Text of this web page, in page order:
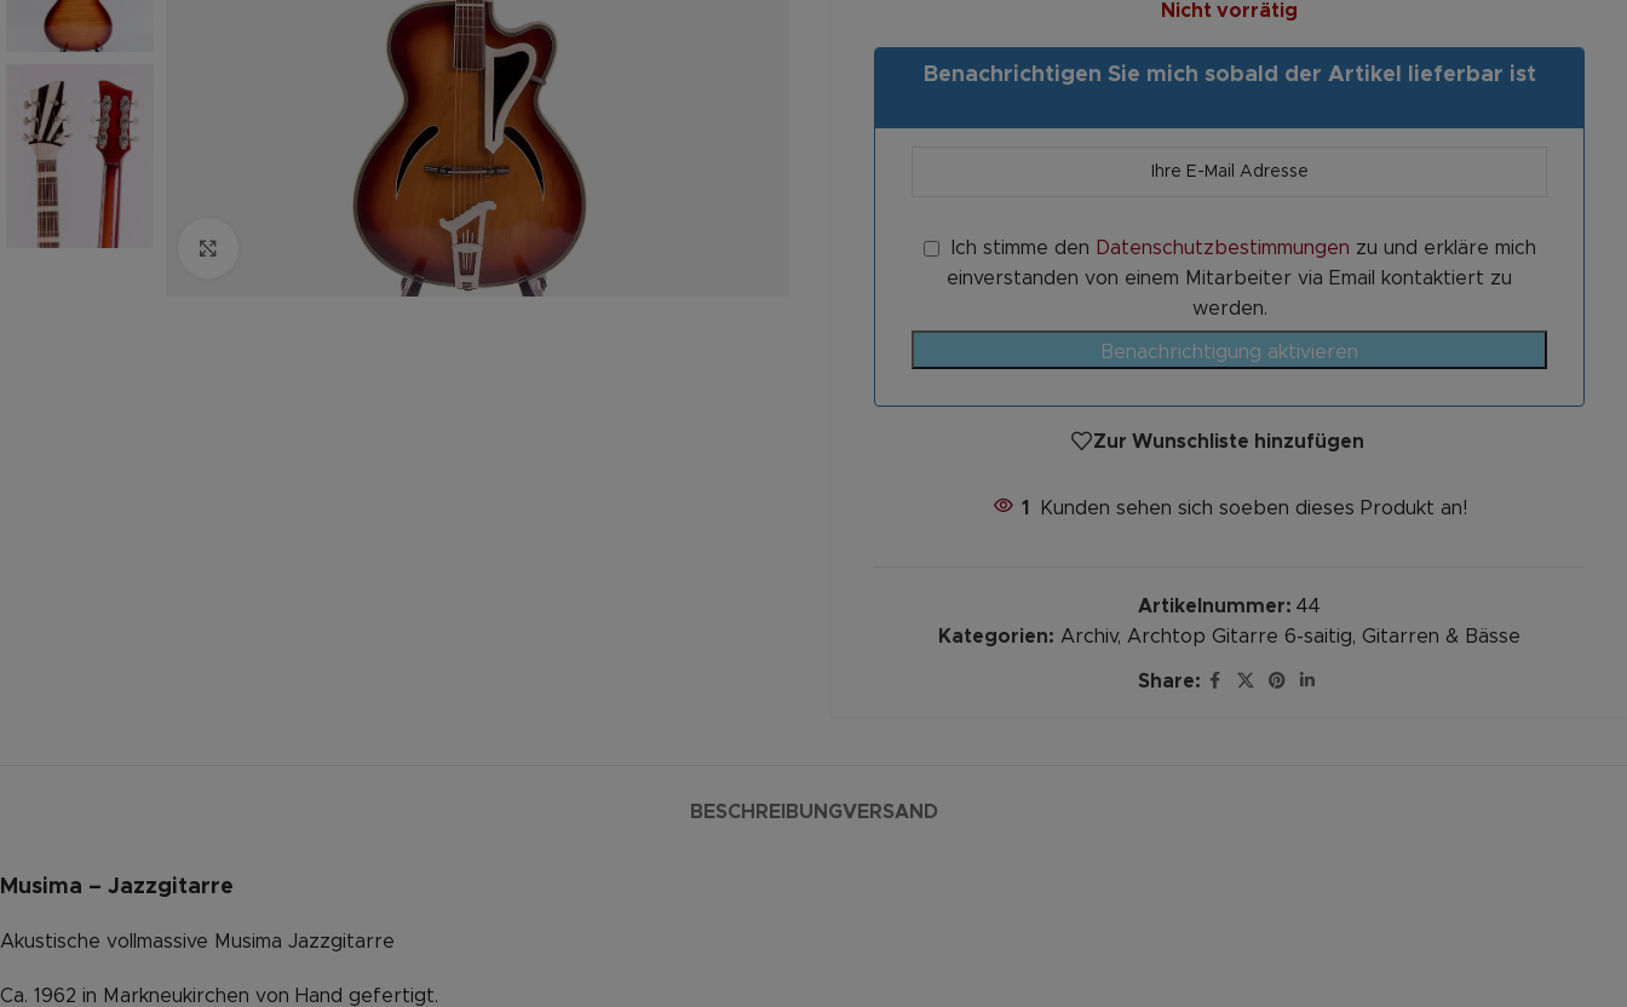
Zum vergrößern anklicken
Nicht vorrätig
Benachrichtigen Sie mich sobald der Artikel lieferbar ist
Ich stimme den Datenschutzbestimmungen zu und erkläre mich
einverstanden von einem Mitarbeiter via Email kontaktiert zu
werden.
Benachrichtigung aktivieren
Zur Wunschliste hinzufügen
1 Kunden sehen sich soeben dieses Produkt an!
Artikelnummer: 44
Kategorien: Archiv, Archtop Gitarre 6-saitig, Gitarren & Bässe
Share:
BESCHREIBUNGVERSAND
Musima – Jazzgitarre
Akustische vollmassive Musima Jazzgitarre
Ca. 1962 in Markneukirchen von Hand gefertigt.